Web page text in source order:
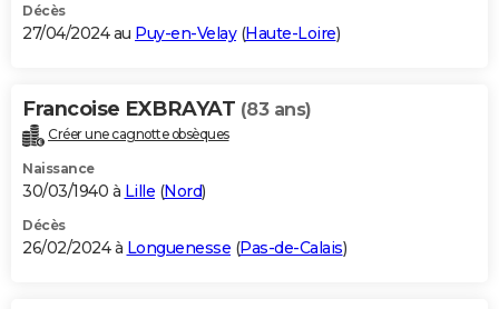
Décès
27/04/2024 au Puy-en-Velay(Haute-Loire)
Francoise EXBRAYAT (83 ans)
Créer une cagnotte obsèques
Naissance
30/03/1940 à Lille (Nord)
Décès
26/02/2024 à Longuenesse (Pas-de-Calais)